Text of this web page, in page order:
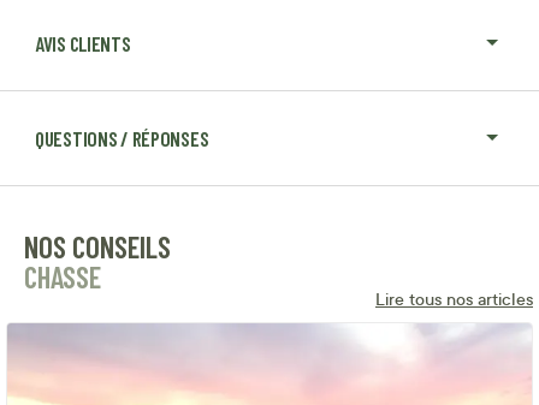
AVIS CLIENTS
QUESTIONS / RÉPONSES
NOS CONSEILS
CHASSE
Lire tous nos articles